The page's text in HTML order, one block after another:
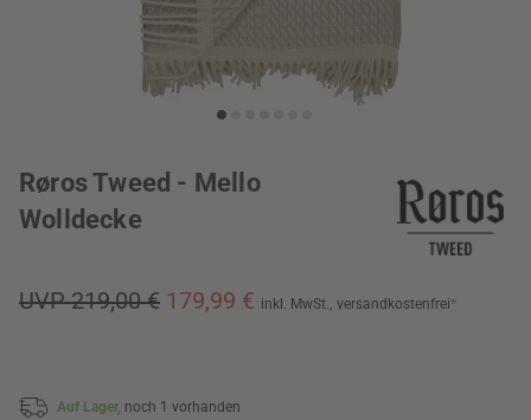
Røros Tweed - Mello
Wolldecke
UVP 219,00 € 179,99 € inkl. MwSt., versandkostenfrei*
Auf Lager, noch 1 vorhanden